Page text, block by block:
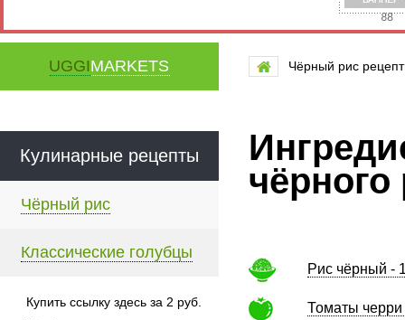
UGGIMARKETS Чёрный рис
Кулинарные рецепты
Чёрный рис
Классические голубцы
Купить ссылку здесь за 2 руб.
чёрного
Рис чёрный -
Томаты